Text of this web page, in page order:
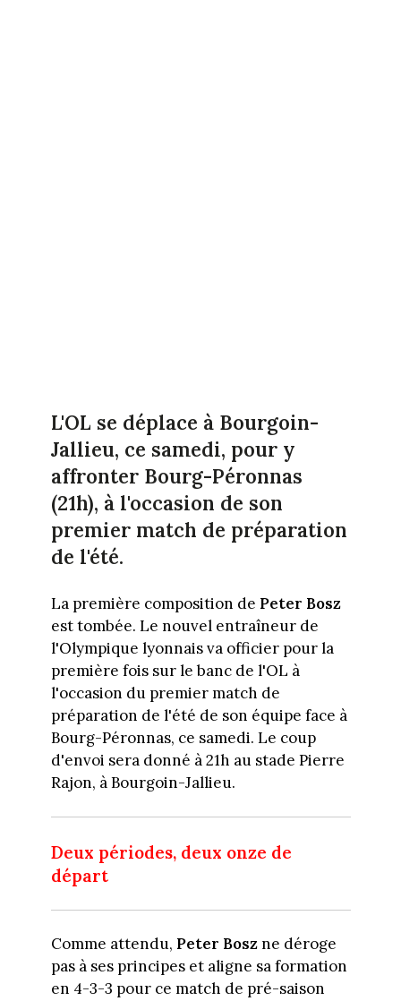
L'OL se déplace à Bourgoin-
Jallieu, ce samedi, pour y
affronter Bourg-Péronnas
(21h), à l'occasion de son
premier match de préparation
de l'été.
La première composition de Peter Bosz
est tombée. Le nouvel entraîneur de
l'Olympique lyonnais va officier pour la
première fois sur le banc de l'OL à
l'occasion du premier match de
préparation de l'été de son équipe face à
Bourg-Péronnas, ce samedi. Le coup
d'envoi sera donné à 21h au stade Pierre
Rajon, à Bourgoin-Jallieu.
Deux périodes, deux onze de
départ
Comme attendu, Peter Boszne déroge
pas à ses principes et aligne sa formation
en 4-3-3 pour ce match de pré-saison